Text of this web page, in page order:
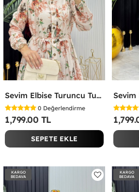
Sevim Elbise Turuncu Turuncu
0 Değerlendirme
1,799.00 TL
SEPETE EKLE
Sevim
KARGO
BEDAVA
KARGO
BEDAVA